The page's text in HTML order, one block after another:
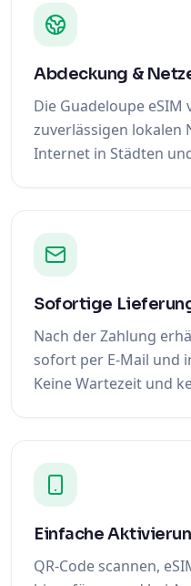
Abdeckung &
Die Guadeloupe
zuverlässigen lokalen
Internet in Städten
Sofortige
Nach der Zahlung
sofort per E-Mail und
Keine Wartezeit und
Einfache
QR-Code scannen,